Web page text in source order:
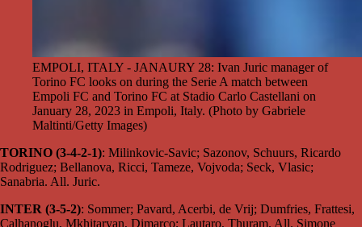
EMPOLI, ITALY - JANAURY 28: Ivan Juric manager of
Torino FC looks on during the Serie A match between
Empoli FC and Torino FC at Stadio Carlo Castellani on
January 28, 2023 in Empoli, Italy. (Photo by Gabriele
Maltinti/Getty Images)
TORINO (3-4-2-1): Milinkovic-Savic; Sazonov, Schuurs, Ricardo
Rodriguez; Bellanova, Ricci, Tameze, Vojvoda; Seck, Vlasic;
Sanabria. All. Juric.
INTER (3-5-2): Sommer; Pavard, Acerbi, de Vrij; Dumfries, Frattesi,
Calhanoglu, Mkhitaryan, Dimarco; Lautaro, Thuram. All. Simone